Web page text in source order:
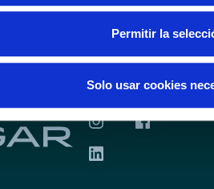
Permitir la
Solo usar cookies
SÍGUENOS EN
SÍGUENOS
SÍGUENOS EN